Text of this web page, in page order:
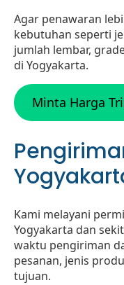
Agar penawaran
kebutuhan seperti
jumlah lembar,
di Yogyakarta.
Minta Harga
Kami melayani
Yogyakarta dan
waktu pengiriman
pesanan, jenis
tujuan.